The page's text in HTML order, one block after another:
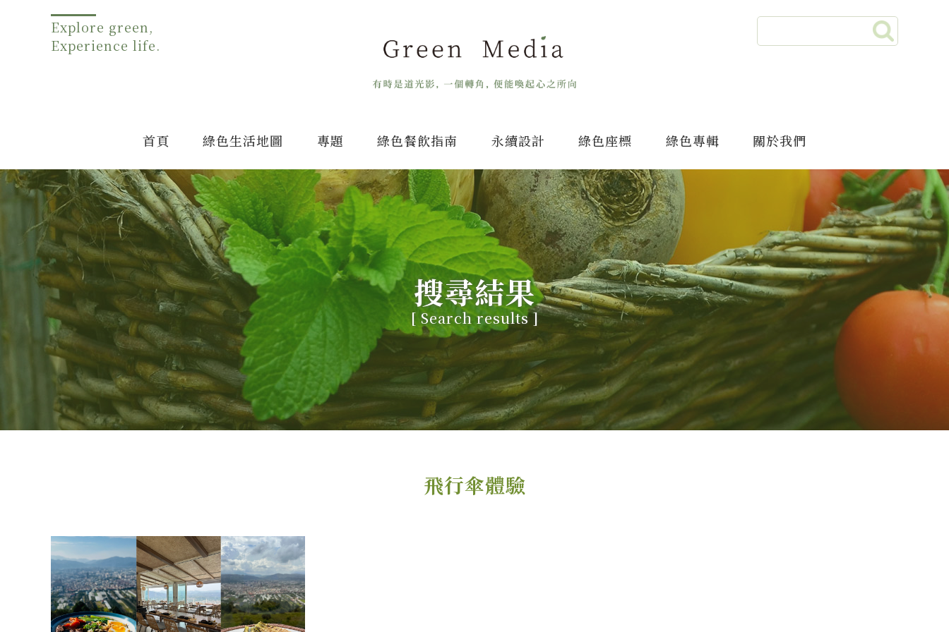
Explore green,
Experience life.
首頁 綠色生活地圖 專題 綠色餐飲指南 永續設計 綠色座標 綠色專輯 關於我們
搜尋結果
[ Search results]
飛行傘體驗